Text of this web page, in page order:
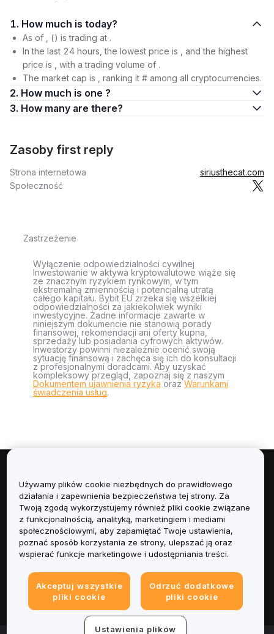
1. How much is today?
As of , () is trading at .
In the last 24 hours, the lowest price is , and the highest
price is , with a trading volume of .
The market cap is , ranking it # among all cryptocurrencies.
2. How much is one ?
3. How many are there?
Zasoby first reply
Strona internetowa
siriusthecat.com
Społeczność
Zastrzeżenie
Wyłączenie odpowiedzialności cywilnej
Inwestowanie w aktywa kryptowalutowe wiąże się
ze znacznym ryzykiem rynkowym, w tym
ekstremalną zmiennością i potencjalną utratą
całego kapitału. Bybit EU zrzeka się wszelkiej
odpowiedzialności za jakiekolwiek wyniki
inwestycyjne. Żadne informacje zawarte w
niniejszym dokumencie nie stanowią porady
finansowej, rekomendacji ani oferty kupna,
sprzedaży lub posiadania cyfrowych aktywów.
Inwestorzy powinni niezależnie ocenić swoją
sytuację finansową i zachęca się ich do konsultacji
z profesjonalnymi doradcami. Aby uzyskać
kompleksowy przegląd, zapoznaj się z naszym
Dokumentem ujawnienia ryzyka orazWarunkami
świadczenia usług.
Informacje
Usługi
Obsługa Klienta
Informacje prawne
Używamy plików cookie niezbędnych do prawidłowego
działania i zapewnienia bezpieczeństwa tej strony. Za
Twoją zgodą wykorzystujemy również pliki cookie związane
z funkcjonalnością, analityką, marketingiem i mediami
społecznościowymi, aby zapamiętać Twoje ustawienia,
poznać sposób korzystania ze strony, ulepszać ją oraz
wspierać funkcje marketingowe i udostępniania treści.
Akceptuj wszystkie
pliki cookie
Odrzuć dodatkowe
pliki cookie
Ustawienia plików